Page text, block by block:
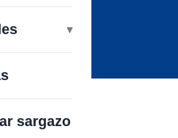
sargazo